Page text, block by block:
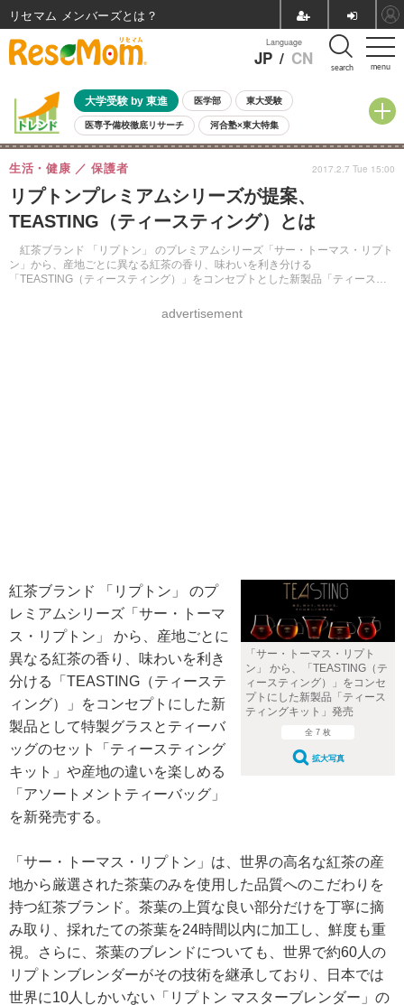
menu
Language
JP / CN search
大学受験 by 東進 医学部 東大受験
医専予備校徹底リサーチ 河合塾×東大特集
親子で考える大学選び 高校受験 中学受験 小学校受験
共通テスト 夏休み
8月開催イベント・WS 全国公立高校 過去問 人気記事
自由研究教材（小学生向け） 自由研究教材（中学生向け） ランキング
リプトンプレミアムシリーズが提案、
TEASTING（ティースティング）とは
紅茶ブランド 「リプトン」 のプレミアムシリーズ「サー・トーマス・リプト
ン」から、産地ごとに異なる紅茶の香り、味わいを利き分ける
「TEASTING（ティースティング）」をコンセプトとした新製品「ティーステ
生活・健康 保護者
advertisement
2017.2.7 Tue 15:00
「サー・トーマス・リプト
ン」 から、「TEASTING（テ
ィースティング）」をコンセ
プトにした新製品「ティース
ティングキット」発売
全 7 枚
拡大写真
紅茶ブランド 「リプトン」 のプ
レミアムシリーズ「サー・トーマ
ス・リプトン」 から、産地ごとに
異なる紅茶の香り、味わいを利き
分ける「TEASTING（ティーステ
ィング）」をコンセプトにした新
製品として特製グラスとティーバ
ッグのセット「ティースティング
キット」や産地の違いを楽しめる
「アソートメントティーバッグ」
を新発売する。
「サー・トーマス・リプトン」は、世界の高名な紅茶の産
地から厳選された茶葉のみを使用した品質へのこだわりを
持つ紅茶ブランド。茶葉の上質な良い部分だけを丁寧に摘
み取り、採れたての茶葉を24時間以内に加工し、鮮度も重
視。さらに、茶葉のブレンドについても、世界で約60人の
リプトンブレンダーがその技術を継承しており、日本では
世界に10人しかいない「リプトン マスターブレンダー」の
リセマム メンバーズ